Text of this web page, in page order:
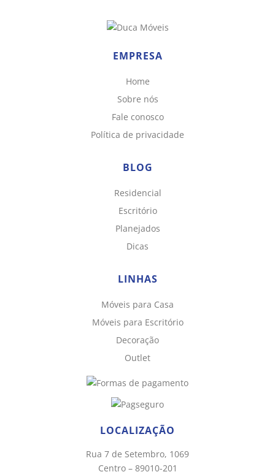
EMPRESA
Home
Sobre nós
Fale conosco
Política de privacidade
BLOG
Residencial
Escritório
Planejados
Dicas
LINHAS
Móveis para Casa
Móveis para Escritório
Decoração
Outlet
LOCALIZAÇÃO
Rua 7 de Setembro, 1069
Centro – 89010-201
Chat WhatsApp
Por favor, preencha os campos abaixo para